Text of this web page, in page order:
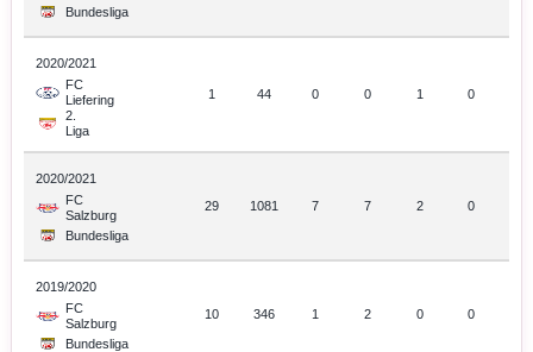
Bundesliga
2020/2021
FC
Liefering
2.
Liga
1 44 0 0 1 0
2020/2021
FC
Salzburg
Bundesliga
29 1081 7 7 2 0
2019/2020
FC
Salzburg
Bundesliga
10 346 1 2 0 0